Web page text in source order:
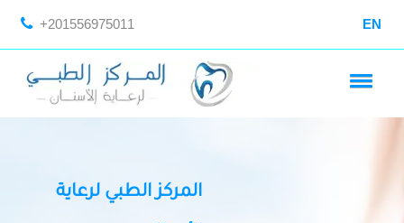
+201556975011 EN
المركز الطبي لرعاية